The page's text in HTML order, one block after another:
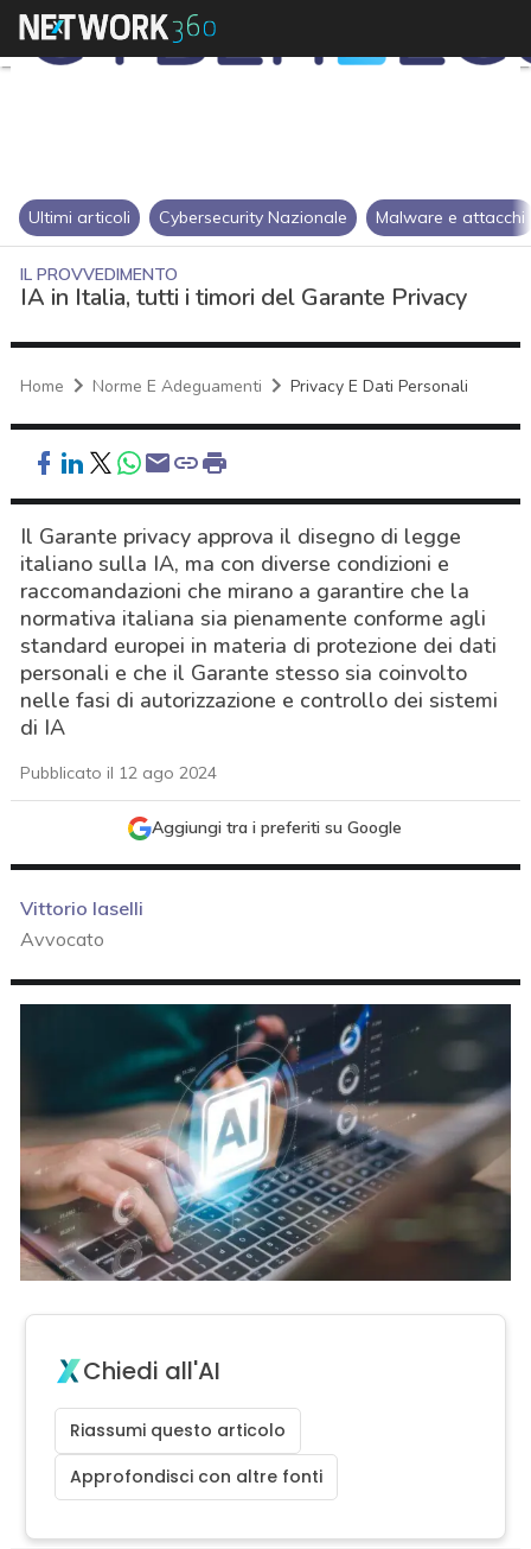
Ultimi articoli Cybersecurity Nazionale Malware e attacchi
IL PROVVEDIMENTO
IA in Italia, tutti i timori del Garante Privacy
Home Norme E Adeguamenti Privacy E Dati Personali
Il Garante privacy approva il disegno di legge
italiano sulla IA, ma con diverse condizioni e
raccomandazioni che mirano a garantire che la
normativa italiana sia pienamente conforme agli
standard europei in materia di protezione dei dati
personali e che il Garante stesso sia coinvolto
nelle fasi di autorizzazione e controllo dei sistemi
di IA
Pubblicato il 12 ago 2024
Aggiungi tra i preferiti su Google
Vittorio Iaselli
Avvocato
Chiedi all'AI
Riassumi questo articolo
Approfondisci con altre fonti